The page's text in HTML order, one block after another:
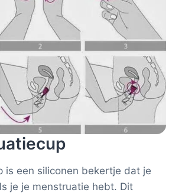
is een siliconen bekertje dat je
je je menstruatie hebt. Dit